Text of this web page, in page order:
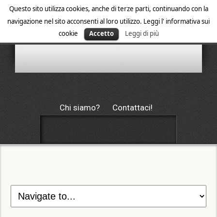
Questo sito utilizza cookies, anche di terze parti, continuando con la
navigazione nel sito acconsenti al loro utilizzo. Leggi l' informativa sui
cookie
Accetto Leggi di più
Chi siamo? Contattaci!